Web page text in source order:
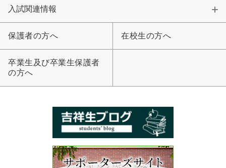
入試関連情報
保護者の方へ 在校生の方へ
卒業生及び卒業生保護者
の方へ